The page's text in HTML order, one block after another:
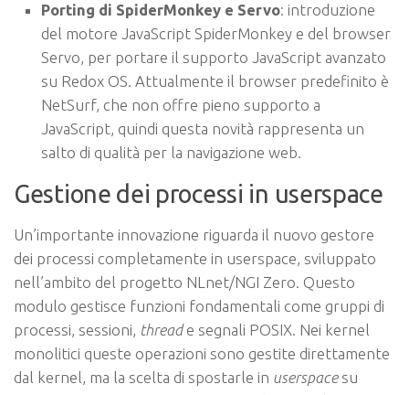
Porting di SpiderMonkey e Servo: introduzione
del motore JavaScript SpiderMonkey e del browser
Servo, per portare il supporto JavaScript avanzato
su Redox OS. Attualmente il browser predefinito è
NetSurf, che non offre pieno supporto a
JavaScript, quindi questa novità rappresenta un
salto di qualità per la navigazione web.
Gestione dei processi in userspace
Un’importante innovazione riguarda il nuovo gestore
dei processi completamente in userspace, sviluppato
nell’ambito del progetto NLnet/NGI Zero. Questo
modulo gestisce funzioni fondamentali come gruppi di
processi, sessioni, threade segnali POSIX. Nei kernel
monolitici queste operazioni sono gestite direttamente
dal kernel, ma la scelta di spostarle in userspacesu